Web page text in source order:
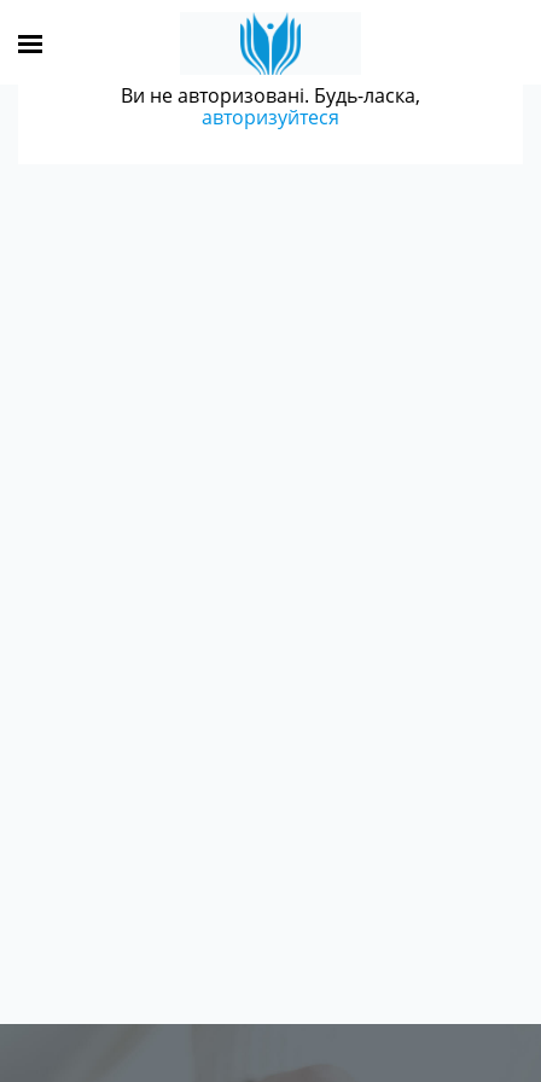
Ви не авторизовані. Будь-ласка,
авторизуйтеся